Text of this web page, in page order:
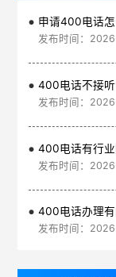
申请400电话
发布时间：
400电话不接
发布时间：
400电话有行
发布时间：
400电话办理
发布时间：